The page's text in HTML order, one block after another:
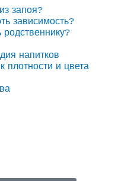
запоя?
зависимость?
родственнику?
напитков
плотности и цвета